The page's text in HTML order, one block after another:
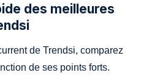
des meilleures
de Trendsi, comparez
de ses points forts.